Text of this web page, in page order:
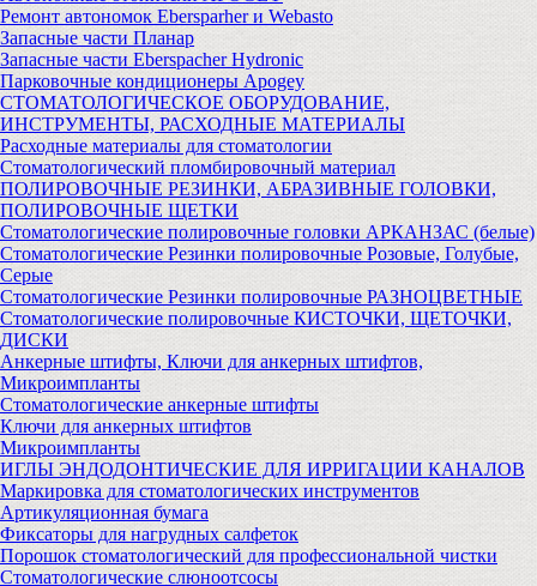
Ремонт автономок Ebersparher и Webasto
Запасные части Планар
Запасные части Eberspacher Hydronic
Парковочные кондиционеры Apogey
СТОМАТОЛОГИЧЕСКОЕ ОБОРУДОВАНИЕ,
ИНСТРУМЕНТЫ, РАСХОДНЫЕ МАТЕРИАЛЫ
Расходные материалы для стоматологии
Стоматологический пломбировочный материал
ПОЛИРОВОЧНЫЕ РЕЗИНКИ, АБРАЗИВНЫЕ ГОЛОВКИ,
ПОЛИРОВОЧНЫЕ ЩЕТКИ
Стоматологические полировочные головки АРКАНЗАС (белые)
Стоматологические Резинки полировочные Розовые, Голубые,
Серые
Стоматологические Резинки полировочные РАЗНОЦВЕТНЫЕ
Стоматологические полировочные КИСТОЧКИ, ЩЕТОЧКИ,
ДИСКИ
Анкерные штифты, Ключи для анкерных штифтов,
Микроимпланты
Стоматологические анкерные штифты
Ключи для анкерных штифтов
Микроимпланты
ИГЛЫ ЭНДОДОНТИЧЕСКИЕ ДЛЯ ИРРИГАЦИИ КАНАЛОВ
Маркировка для стоматологических инструментов
Артикуляционная бумага
Фиксаторы для нагрудных салфеток
Порошок стоматологический для профессиональной чистки
Стоматологические слюноотсосы